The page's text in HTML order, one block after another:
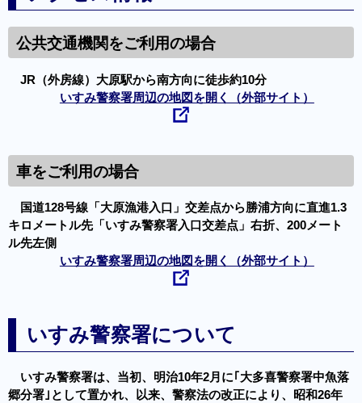
公共交通機関をご利用の場合
JR（外房線）大原駅から南方向に徒歩約10分
いすみ警察署周辺の地図を開く（外部サイト）
車をご利用の場合
国道128号線「大原漁港入口」交差点から勝浦方向に直進1.3
キロメートル先「いすみ警察署入口交差点」右折、200メート
ル先左側
いすみ警察署周辺の地図を開く（外部サイト）
いすみ警察署について
いすみ警察署は、当初、明治10年2月に｢大多喜警察署中魚落
郷分署｣として置かれ、以来、警察法の改正により、昭和26年